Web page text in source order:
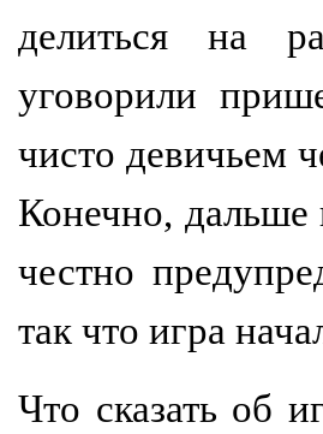
делиться на
уговорили
чисто девичьем
Конечно, дальше
честно
так что игра
Что сказать об